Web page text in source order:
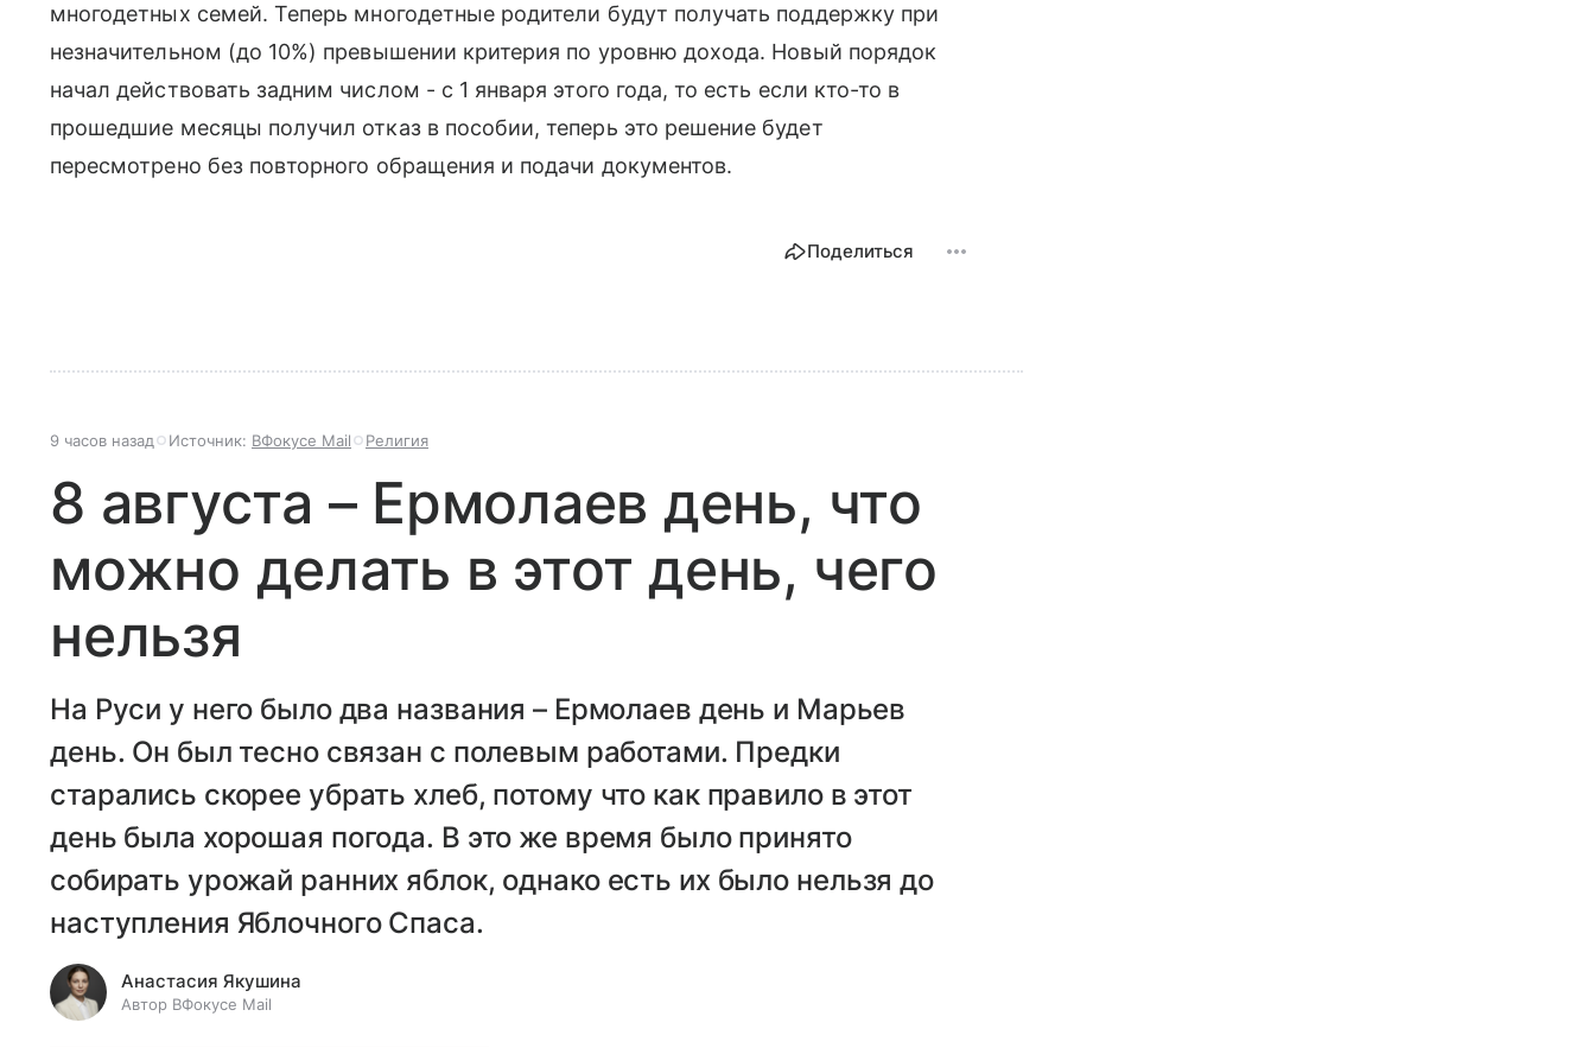
многодетных семей. Теперь многодетные родители будут получать поддержку при
незначительном (до 10%) превышении критерия по уровню дохода. Новый порядок
начал действовать задним числом - с 1 января этого года, то есть если кто-то в
прошедшие месяцы получил отказ в пособии, теперь это решение будет
пересмотрено без повторного обращения и подачи документов.
Поделиться
9 часов назад Источник: ВФокусе Mail Религия
8 августа – Ермолаев день, что
можно делать в этот день, чего
нельзя
На Руси у него было два названия – Ермолаев день и Марьев
день. Он был тесно связан с полевым работами. Предки
старались скорее убрать хлеб, потому что как правило в этот
день была хорошая погода. В это же время было принято
собирать урожай ранних яблок, однако есть их было нельзя до
наступления Яблочного Спаса.
Анастасия Якушина
Автор ВФокусе Mail